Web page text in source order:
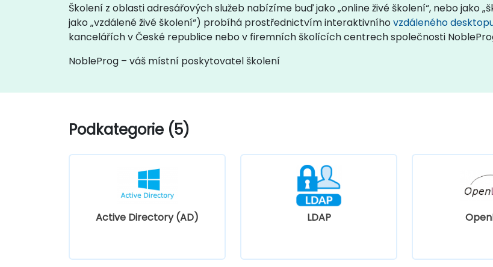
Školení z oblasti adresářových služeb nabízíme buď jako „online živé školení“, nebo jako
jako „vzdálené živé školení“) probíhá prostřednictvím interaktivníhovzdáleného
kancelářích v České republice nebo v firemních školících centrech společnosti
NobleProg – váš místní poskytovatel školení
Podkategorie (5)
Active Directory (AD) LDAP